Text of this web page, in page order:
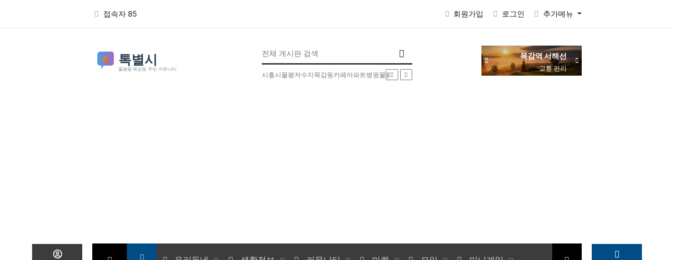
접속자 85
회원가입 로그인 추가메뉴
인기검색어
시흥시물왕저수지목감동카페아파트병원물왕동 부동산 5EXTRACTVALUE6937CONCAT0x7eSELECTELT6937693710x7e-
물왕저수지 산책
둘레길 3.5km
동네 맛집 탐방
주민 추천
목감역 서해선
교통 편리